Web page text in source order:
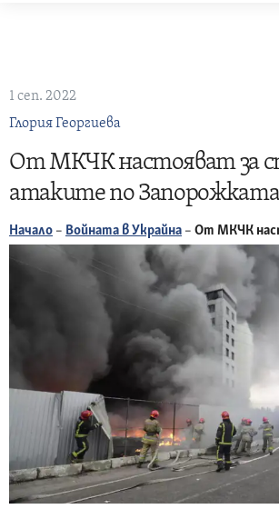
1 сеп. 2022
Глория Георгиева
От МКЧК настояват за
атаките по
Начало – Войната в Украйна – От МКЧК